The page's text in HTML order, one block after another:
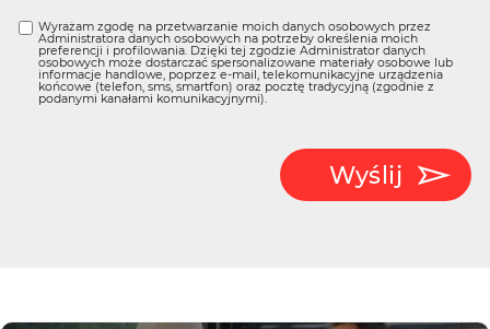
Wyrażam zgodę na przetwarzanie moich danych osobowych przez
Administratora danych osobowych na potrzeby określenia moich
preferencji i profilowania. Dzięki tej zgodzie Administrator danych
osobowych może dostarczać spersonalizowane materiały osobowe lub
informacje handlowe, poprzez e-mail, telekomunikacyjne urządzenia
końcowe (telefon, sms, smartfon) oraz pocztę tradycyjną (zgodnie z
podanymi kanałami komunikacyjnymi).
Wyślij